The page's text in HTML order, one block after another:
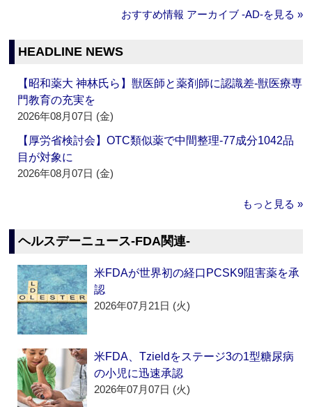
おすすめ情報 アーカイブ ‐AD‐を見る »
HEADLINE NEWS
【昭和薬大 神林氏ら】獣医師と薬剤師に認識差‐獣医療専
門教育の充実を
2026年08月07日 (金)
【厚労省検討会】OTC類似薬で中間整理‐77成分1042品
目が対象に
2026年08月07日 (金)
もっと見る »
ヘルスデーニュース‐FDA関連‐
米FDAが世界初の経口PCSK9阻害薬を承
認
2026年07月21日 (火)
米FDA、Tzieldをステージ3の1型糖尿病
の小児に迅速承認
2026年07月07日 (火)